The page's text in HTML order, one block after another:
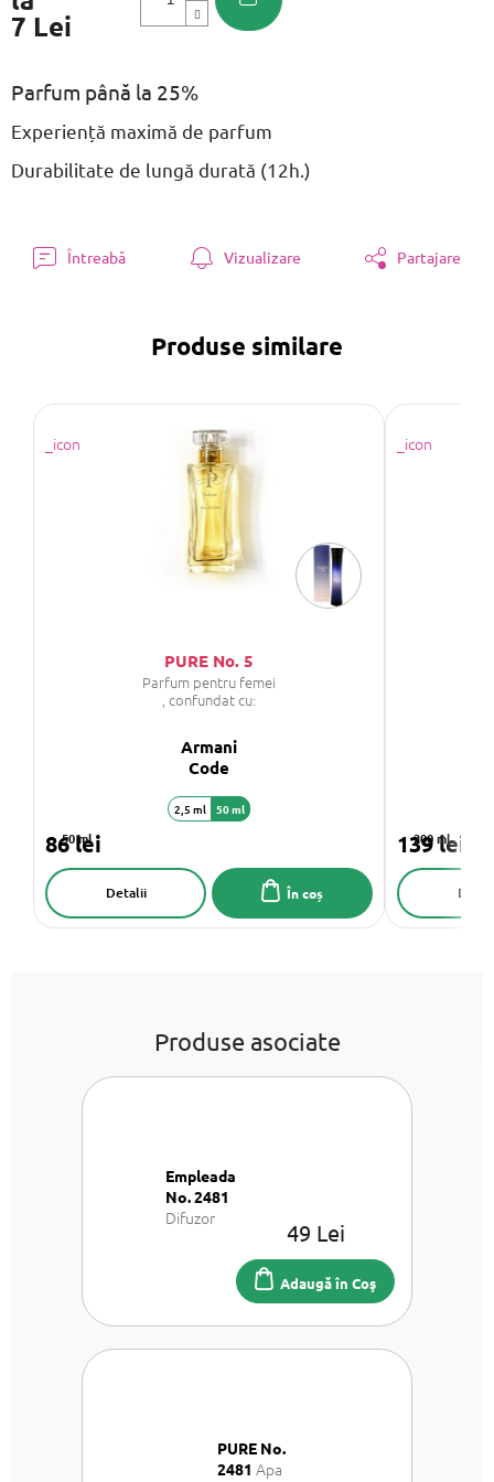
7 Lei
Parfum până la 25%
Experiență maximă de parfum
Durabilitate de lungă durată (12h.)
Întreabă Vizualizare Partajare
Produse similare
PURE No. 5
Parfum pentru femei
, confundat cu:
Armani
Code
50 ml
86 lei
În coș
Detalii
2,5 ml 50 ml
200 ml
139 lei
Produse asociate
Empleada
No. 2481
Difuzor
49 Lei
Adaugă în Coş
PURE No.
2481Apa